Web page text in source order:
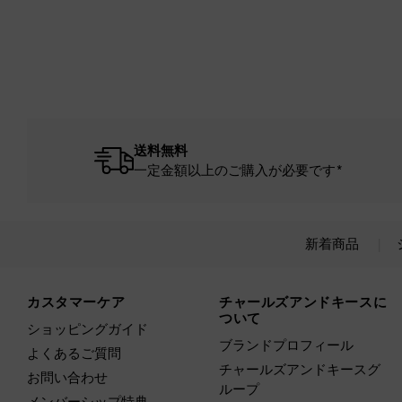
送料無料
一定金額以上のご購入が必要です*
新着商品
カスタマーケア
ショッピングガイド
よくあるご質問
お問い合わせ
チャールズアンドキースに
ついて
ブランドプロフィール
チャールズアンドキースグ
ループ